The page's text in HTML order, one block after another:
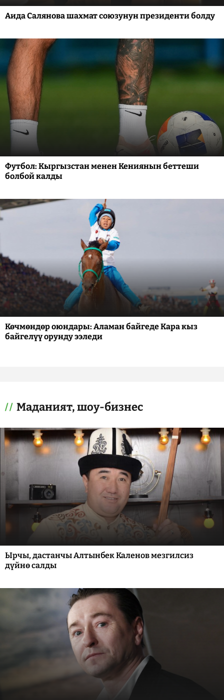
Аида Салянова шахмат союзунун президенти болду
Футбол: Кыргызстан менен Кениянын беттеши
болбой калды
Көчмөндөр оюндары: Аламан байгеде Кара кыз
байгелүү орунду ээледи
Маданият, шоу-бизнес
Ырчы, дастанчы Алтынбек Каленов мезгилсиз
дүйнө салды